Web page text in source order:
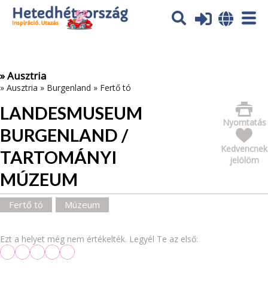
Az oldal sütiket (cookies) használ. További tájékoztatás itt:
Adatvédelmi tájékoztató
» Ausztria
» Ausztria » Burgenland » Fertő tó
LANDESMUSEUM
BURGENLAND /
TARTOMÁNYI
MÚZEUM
Nyomtatás
Kedvencnek
jelölöm
Fertő tó Múzeum
Ezt a helyet még nem értékelték. Legyél Te az első: